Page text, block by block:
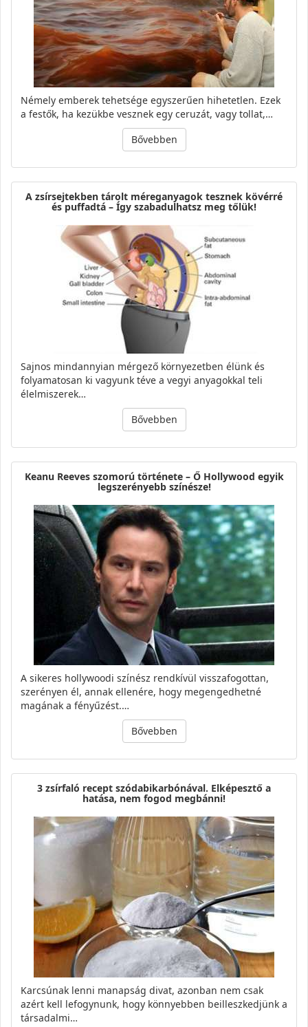
Némely emberek tehetsége egyszerűen hihetetlen. Ezek
a festők, ha kezükbe vesznek egy ceruzát, vagy tollat,…
Bővebben
A zsírsejtekben tárolt méreganyagok tesznek kövérré
és puffadtá – Így szabadulhatsz meg tőlük!
Sajnos mindannyian mérgező környezetben élünk és
folyamatosan ki vagyunk téve a vegyi anyagokkal teli
élelmiszerek…
Bővebben
Keanu Reeves szomorú története – Ő Hollywood egyik
legszerényebb színésze!
A sikeres hollywoodi színész rendkívül visszafogottan,
szerényen él, annak ellenére, hogy megengedhetné
magának a fényűzést.…
Bővebben
3 zsírfaló recept szódabikarbónával. Elképesztő a
hatása, nem fogod megbánni!
Karcsúnak lenni manapság divat, azonban nem csak
azért kell lefogynunk, hogy könnyebben beilleszkedjünk a
társadalmi…